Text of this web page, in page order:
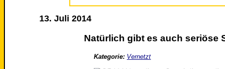
13. Juli 2014
Natürlich gibt es auch seriöse
Kategorie: Vernetzt